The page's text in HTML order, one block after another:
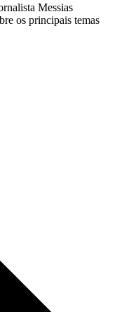
Messias
os principais temas